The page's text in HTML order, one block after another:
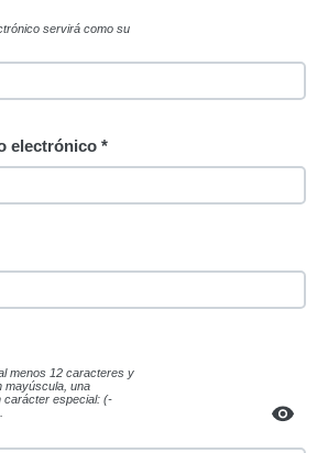
servirá como su
electrónico *
menos 12 caracteres y
mayúscula, una
carácter especial: (-